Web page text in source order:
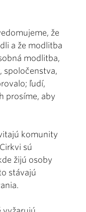
že
a že modlitba
modlitba,
spoločenstva,
ľudí,
prosíme, aby
komunity
sú
žijú osoby
stávajú